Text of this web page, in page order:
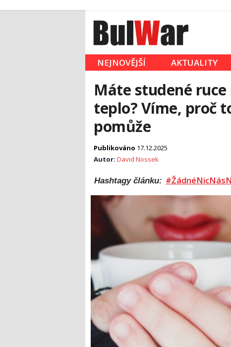
NEJNOVĚJŠÍ AKTUALITY
Máte studené
teplo? Víme, proč
pomůže
Publikováno 17.12.2025
Autor: David Nossek
Hashtagy článku: